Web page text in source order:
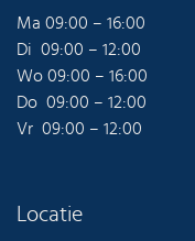
Ma 09:00 – 16:00
Di 09:00 – 12:00
Wo 09:00 – 16:00
Do 09:00 – 12:00
Vr 09:00 – 12:00
Locatie